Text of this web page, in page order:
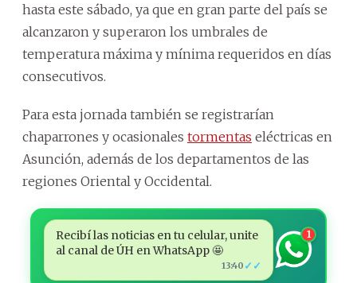
hasta este sábado, ya que en gran parte del país se
alcanzaron y superaron los umbrales de
temperatura máxima y mínima requeridos en días
consecutivos.
Para esta jornada también se registrarían
chaparrones y ocasionales tormentas eléctricas en
Asunción, además de los departamentos de las
regiones Oriental y Occidental.
Recibí las noticias en tu celular, unite
al canal de ÚH en WhatsApp 🤩
13:40 ✓✓
1